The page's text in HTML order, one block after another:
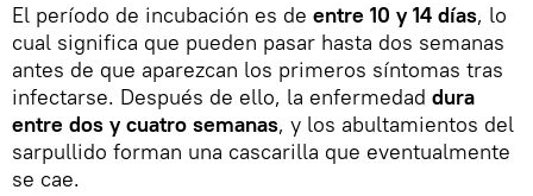
El período de incubación es de entre 10 y 14 días, lo
cual significa que pueden pasar hasta dos semanas
antes de que aparezcan los primeros síntomas tras
infectarse. Después de ello, la enfermedad dura
entre dos y cuatro semanas, y los abultamientos del
sarpullido forman una cascarilla que eventualmente
se cae.